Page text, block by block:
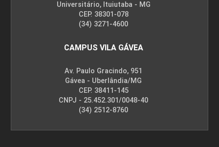
ENCONTRO ACADÊMICO/AVALIAÇÃO
Universitário, Ituiutaba - MG
CEP. 38301-078
(34) 3271-4600
CAMPUS VILA GÁVEA
Av. Paulo Gracindo, 951
Gávea - Uberlândia/MG
CEP. 38411-145
CNPJ - 25.452.301/0048-40
(34) 2512-8760